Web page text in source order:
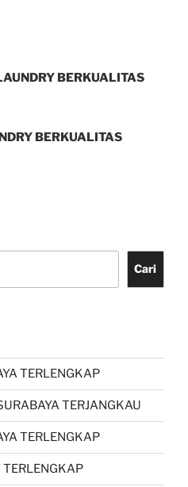
BERKUALITAS
BERKUALITAS
Cari
TERLENGKAP
TERJANGKAU
TERLENGKAP